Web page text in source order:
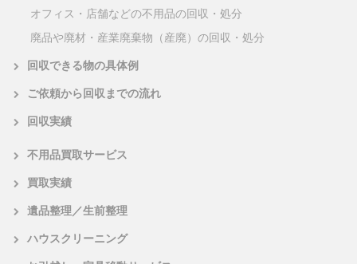
オフィス・店舗などの不用品の回収・処分
廃品や廃材・産業廃棄物（産廃）の回収・処分
回収できる物の具体例
ご依頼から回収までの流れ
回収実績
不用品買取サービス
買取実績
遺品整理／生前整理
ハウスクリーニング